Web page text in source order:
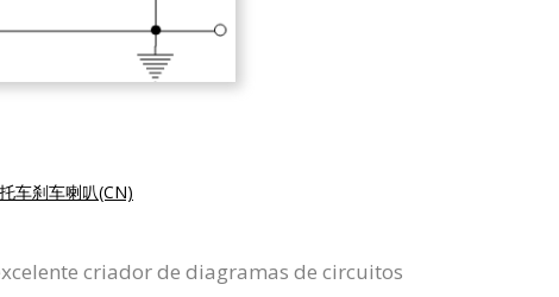
车刹车喇叭(CN)
criador de diagramas de circuitos